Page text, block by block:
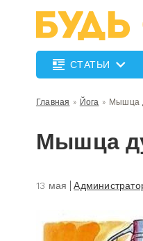
СТАТЬИ
Главная » Йога » Мышца
Мышца
13 мая